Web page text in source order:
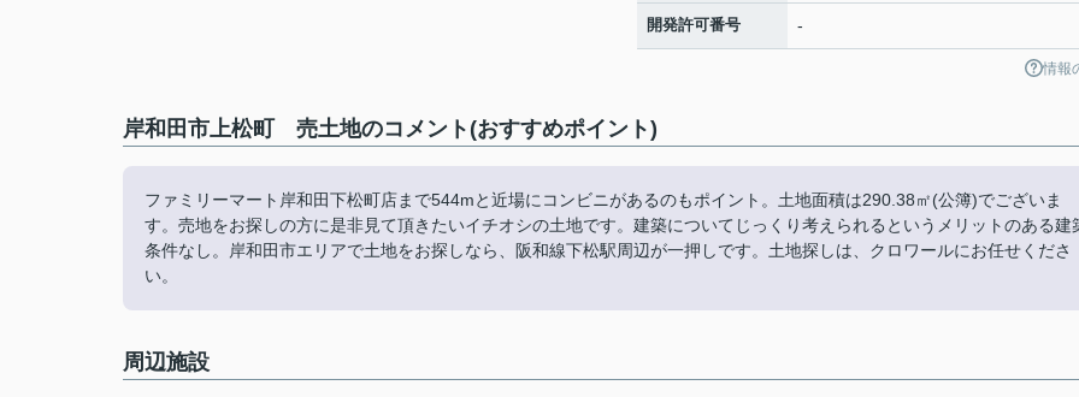
開発許可番号 -
情報
岸和田市上松町 売土地のコメント(おすすめポイント)
ファミリーマート岸和田下松町店まで544mと近場にコンビニがあるのもポイント。土地面積は290.38㎡(公簿)でございま
す。売地をお探しの方に是非見て頂きたいイチオシの土地です。建築についてじっくり考えられるというメリットのある建
条件なし。岸和田市エリアで土地をお探しなら、阪和線下松駅周辺が一押しです。土地探しは、クロワールにお任せくださ
い。
周辺施設